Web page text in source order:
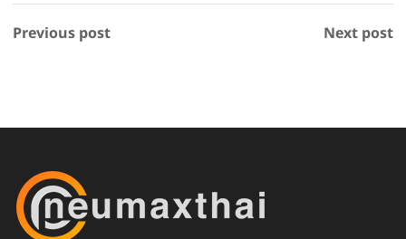
Previous post Next post